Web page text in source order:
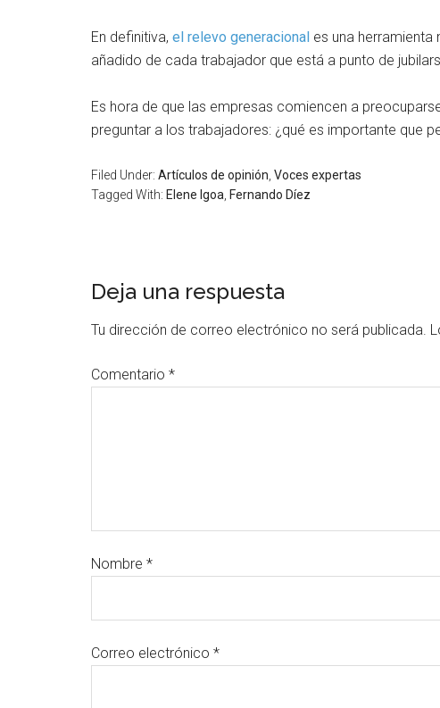
En definitiva, el relevo generacional es una
añadido de cada trabajador que está a punto de
Es hora de que las empresas comiencen a
preguntar a los trabajadores: ¿qué es importante que
Filed Under: Artículos de opinión Voces expertas
Tagged With: Elene Igoa Fernando Díez
Deja una respuesta
Tu dirección de correo electrónico no será publicada.
Comentario *
Nombre *
Correo electrónico *